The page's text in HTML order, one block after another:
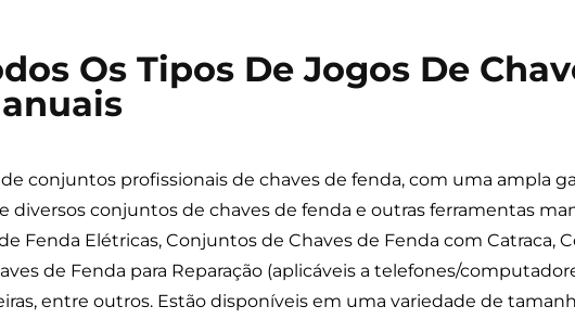
Os Tipos De Jogos De
conjuntos profissionais de chaves de fenda, com uma ampla
diversos conjuntos de chaves de fenda e outras ferramentas
Fenda Elétricas, Conjuntos de Chaves de Fenda com Catraca,
de Fenda para Reparação (aplicáveis a telefones/
entre outros. Estão disponíveis em uma variedade de